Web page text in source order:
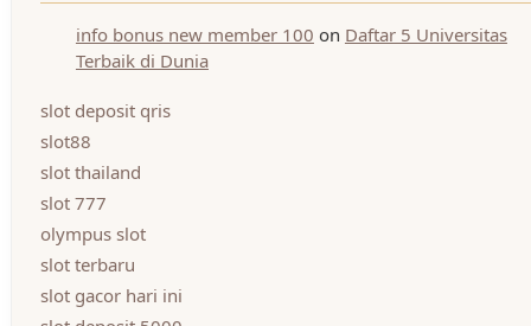
info bonus new member 100 on Daftar 5 Universitas
Terbaik di Dunia
slot deposit qris
slot88
slot thailand
slot 777
olympus slot
slot terbaru
slot gacor hari ini